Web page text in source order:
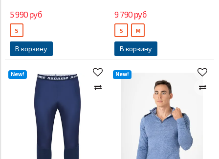
5 990 руб
В корзину
S
9 790 руб
В корзину
S M
New! New!